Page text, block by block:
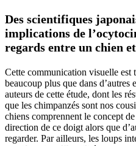
Des scientifiques
implications de
regards entre un chien
Cette communication visuelle est
beaucoup plus que dans
auteurs de cette étude, dont les
que les chimpanzés sont nos
chiens comprennent le concept
direction de ce doigt alors que
regarder. Par ailleurs, les loups